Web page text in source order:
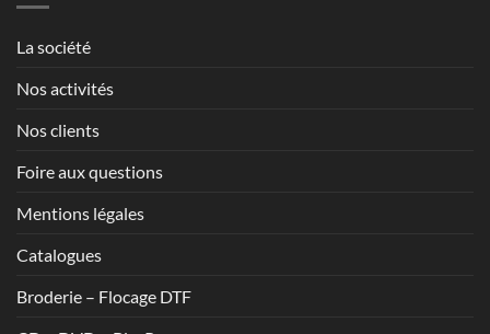
La société
Nos activités
Nos clients
Foire aux questions
Mentions légales
Catalogues
Broderie – Flocage DTF